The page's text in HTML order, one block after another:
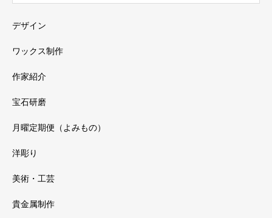
デザイン
ワックス制作
作家紹介
宝石研磨
月曜定期便（よみもの）
洋彫り
美術・工芸
貴金属制作